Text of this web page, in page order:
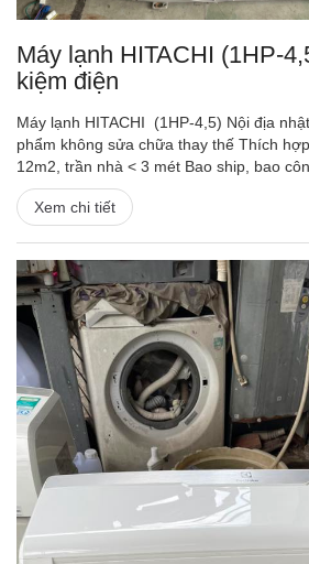
Máy lạnh HITACHI (1HP-
kiệm điện
Máy lạnh HITACHI (1HP-4,5) Nội địa
phẩm không sửa chữa thay thế Thích
12m2, trần nhà < 3 mét Bao ship, bao
Xem chi tiết